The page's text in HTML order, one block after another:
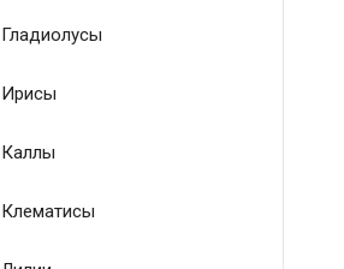
Гладиолусы
Ирисы
Каллы
Клематисы